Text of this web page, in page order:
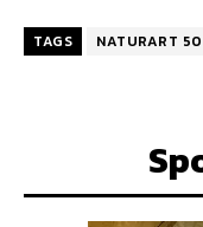
TAGS NATURART 50